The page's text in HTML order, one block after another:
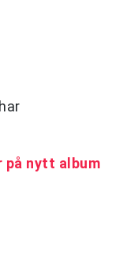
på nytt album